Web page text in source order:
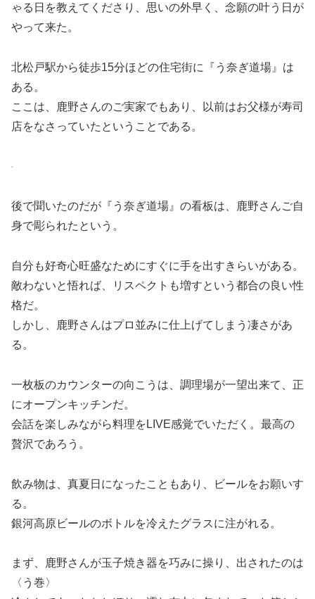
ゃる日を教えてくださり、思いの外早く、念願の叶う日が
やって来た。
北松戸駅から徒歩15分ほどの住宅街に『う奈ぎ道場』は
ある。
ここは、鹿野さんのご実家でもあり、以前はお父様が寿司
店をなさっていたということである。
後で聞いたのだが『う奈ぎ道場』の看板は、鹿野さんご自
身で彫られたという。
自分も好奇心旺盛なためにすぐに手を出すきらいがある。
敵わないと悟れば、リスペクトも増すという都合の良い性
格だ。
しかし、鹿野さんはプロ並みに仕上げてしまう凄さがあ
る。
一枚板のカウンターの向こうは、調理場が一望出来て、正
にオープンキッチンだ。
会話を楽しみながら料理をLIVE感覚でいただく。最高の
贅沢であろう。
飲み物は、真夏日になったこともあり、ビールをお願いす
る。
銀河高原ビールのボトルを冷えたグラスに注がれる。
まず、鹿野さんが玉子焼き器を巧みに操り、出されたのは
〈う巻〉